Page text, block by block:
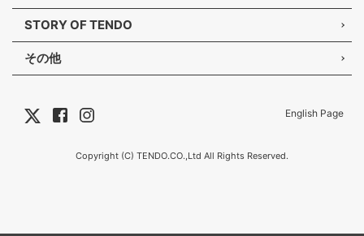
STORY OF TENDO
その他
English Page
Copyright (C) TENDO.CO.,Ltd All Rights Reserved.